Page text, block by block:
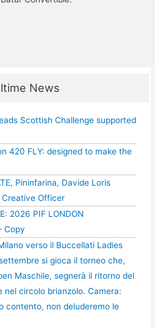
News
Scottish Challenge supported
420 FLY: designed to make the
Pininfarina, Davide Loris
Officer
2026 PIF LONDON
Copy
verso il Buccellati Ladies
si gioca il torneo che,
Maschile, segnerà il ritorno del
nel circolo brianzolo. Camera:
contento, non deluderemo le